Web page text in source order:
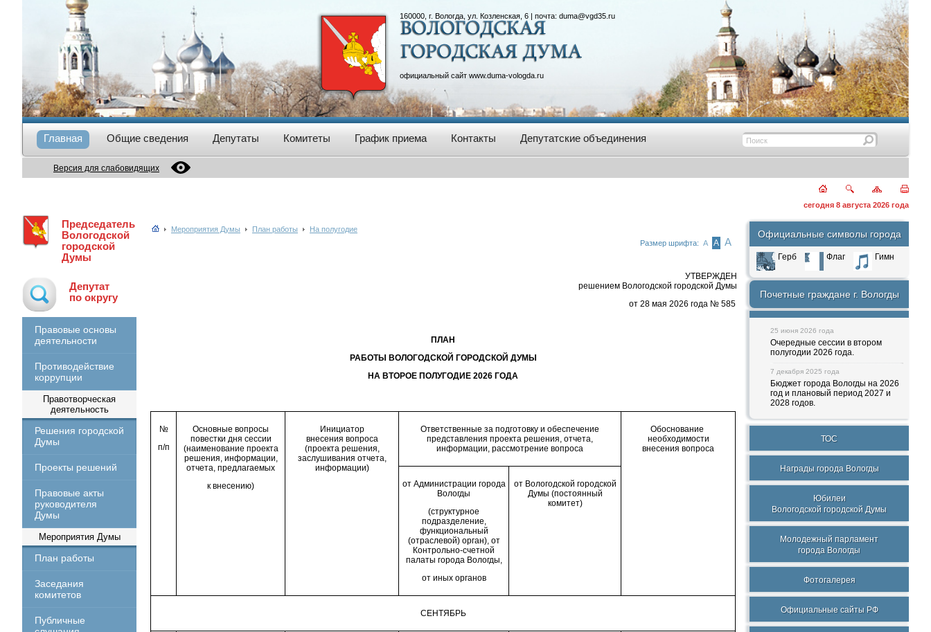
160000, г. Вологда, ул. Козленская, 6 | почта: duma@vgd35.ru
официальный сайт www.duma-vologda.ru
Главная Общие сведения Депутаты Комитеты График приема Контакты Депутатские объединения
Версия для слабовидящих
сегодня 8 августа 2026 года
Председатель
Вологодской
городской
Думы
Депутат
по округу
Правовые основы
деятельности
Противодействие
коррупции
Правотворческая
деятельность
Решения городской
Думы
Проекты решений
Правовые акты
руководителя
Думы
Мероприятия Думы
План работы
Заседания
комитетов
Публичные
Мероприятия Думы План работы
На полугодие
Размер шрифта: А А А
УТВЕРЖДЕН
решением Вологодской городской Думы
от 28 мая 2026 года № 585
ПЛАН
РАБОТЫ ВОЛОГОДСКОЙ ГОРОДСКОЙ ДУМЫ
НА ВТОРОЕ ПОЛУГОДИЕ 2026 ГОДА
№
п/п
Основные вопросы
повестки дня сессии
(наименование проекта
решения, информации,
отчета, предлагаемых
к внесению)
Инициатор
внесения вопроса
(проекта решения,
заслушивания отчета,
информации)
Ответственные за подготовку и обеспечение
представления проекта решения, отчета,
информации, рассмотрение вопроса
Обоснование
необходимости
внесения вопроса
от Администрации города
Вологды
(структурное
подразделение,
функциональный
(отраслевой) орган), от
Контрольно-счетной
палаты города Вологды,
от иных органов
от Вологодской городской
Думы (постоянный
комитет)
СЕНТЯБРЬ
Официальные символы города
Герб Флаг Гимн
Почетные граждане г. Вологды
25 июня 2026 года
Очередные сессии в втором
полугодии 2026 года.
7 декабря 2025 года
Бюджет города Вологды на 2026
год и плановый период 2027 и
2028 годов.
ТОС
Награды города Вологды
Юбилеи
Вологодской городской Думы
Молодежный парламент
города Вологды
Фотогалерея
Официальные сайты РФ